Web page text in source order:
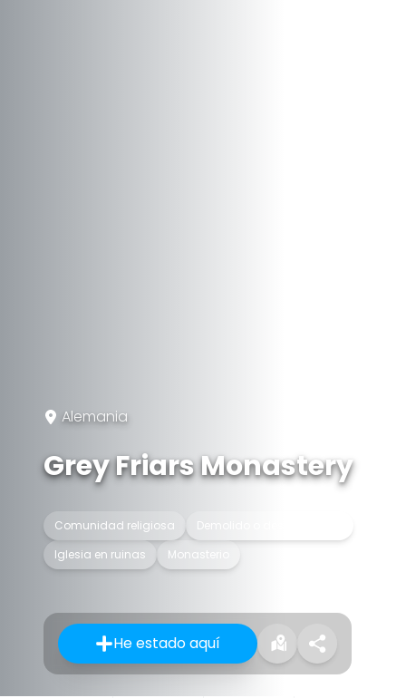
Alemania
Grey Friars Monastery
Comunidad religiosa
Demolido o desaparecido
Iglesia en ruinas
Monasterio
He estado aquí